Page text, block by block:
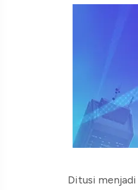
Ditusi